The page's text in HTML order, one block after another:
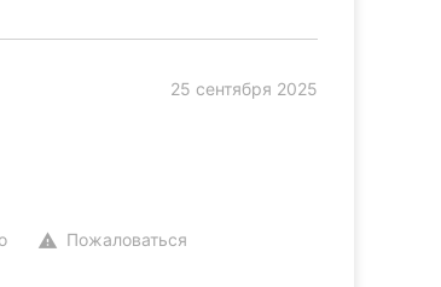
25 сентября 2025
warning Пожаловаться